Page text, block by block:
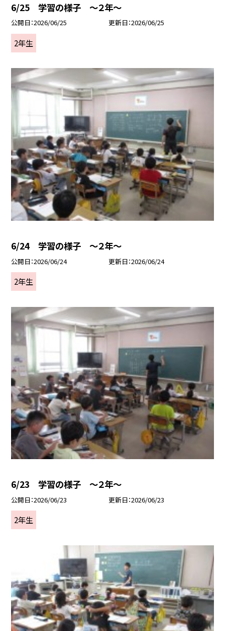
6/25 学習の様子 ～２年～
公開日 2026/06/25 更新日 2026/06/25
2年生
6/24 学習の様子 ～２年～
公開日 2026/06/24 更新日 2026/06/24
2年生
6/23 学習の様子 ～２年～
公開日 2026/06/23 更新日 2026/06/23
2年生